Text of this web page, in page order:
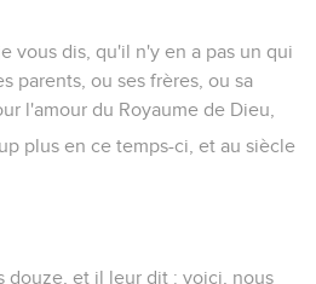
vous dis, qu'il n'y en a pas un qui
parents, ou ses frères, ou sa
l'amour du Royaume de Dieu,
plus en ce temps-ci, et au siècle
douze, et il leur dit : voici, nous